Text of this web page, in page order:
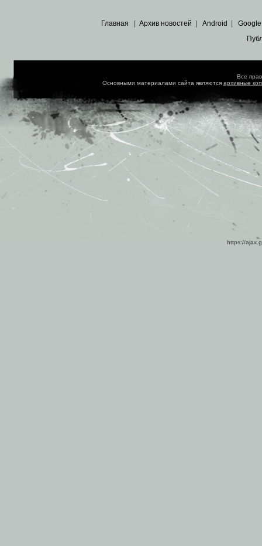
Главная Архив новостей Android Google
Все
Основными материалами сайта являются архивные
https://